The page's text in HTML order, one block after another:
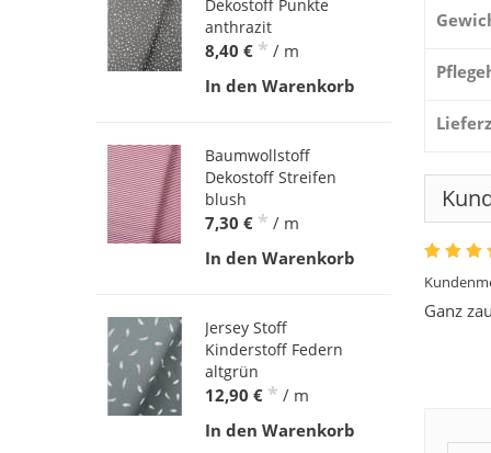
Ganz
Dekostoff Punkte
anthrazit
8,40 € * / m
In den Warenkorb
Baumwollstoff
Dekostoff Streifen
blush
7,30 € * / m
In den Warenkorb
Jersey Stoff
Kinderstoff Federn
altgrün
12,90 € * / m
In den Warenkorb